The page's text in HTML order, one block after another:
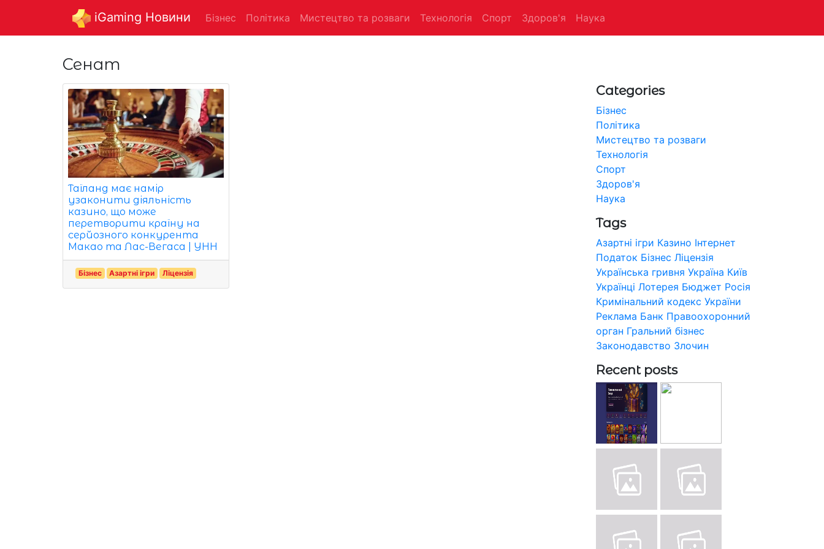
iGaming Новини Бізнес Політика Мистецтво та розваги Технологія Спорт Здоров'я Наука
Сенат
Таїланд має намір
узаконити діяльність
казино, що може
перетворити країну на
серйозного конкурента
Макао та Лас-Вегаса | УНН
Бізнес Азартні ігри Ліцензія
Categories
Бізнес
Політика
Мистецтво та розваги
Технологія
Спорт
Здоров'я
Наука
Tags
Азартні ігри Казино Інтернет
Податок Бізнес Ліцензія
Українська гривня Україна Київ
Українці Лотерея Бюджет Росія
Кримінальний кодекс України
Реклама Банк Правоохоронний
орган Гральний бізнес
Законодавство Злочин
Recent posts